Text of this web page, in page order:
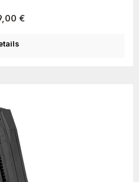
Preis:
€